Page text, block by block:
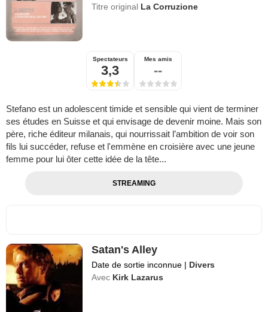
Titre original La Corruzione
Spectateurs
3,3
Mes amis
--
Stefano est un adolescent timide et sensible qui vient de terminer
ses études en Suisse et qui envisage de devenir moine. Mais son
père, riche éditeur milanais, qui nourrissait l’ambition de voir son
fils lui succéder, refuse et l'emmène en croisière avec une jeune
femme pour lui ôter cette idée de la tête...
STREAMING
Satan's Alley
Date de sortie inconnue | Divers
Avec Kirk Lazarus